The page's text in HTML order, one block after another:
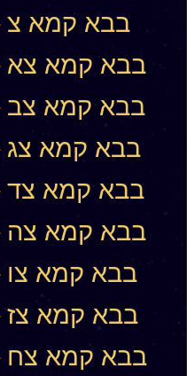
Bava Kamma 90 – בבא קמא צ
Bava Kamma 91 – בבא קמא צא
Bava Kamma 92 – בבא קמא צב
Bava Kamma 93 – בבא קמא צג
Bava Kamma 94 – בבא קמא צד
Bava Kamma 95 – בבא קמא צה
Bava Kamma 96 – בבא קמא צו
Bava Kamma 97 – בבא קמא צז
Bava Kamma 98 – בבא קמא צח